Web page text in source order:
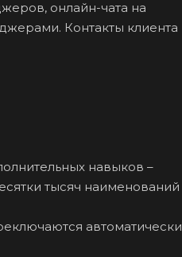
онлайн-чата на
Контакты клиента
навыков –
тысяч наименований
автоматически